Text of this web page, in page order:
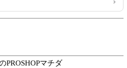
PROSHOPマチダ